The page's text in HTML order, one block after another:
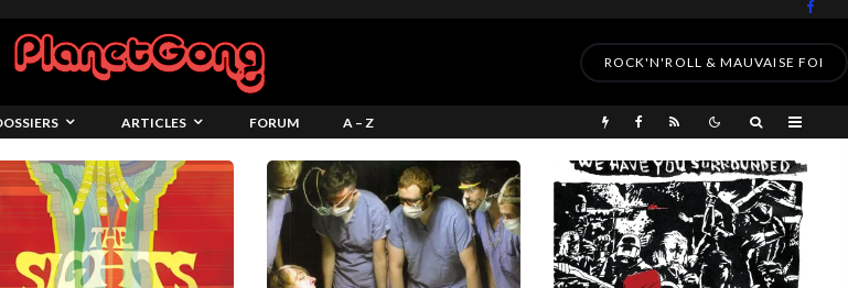
ROCK'N'ROLL & MAUVAISE FOI
ARTICLES FORUM A – Z